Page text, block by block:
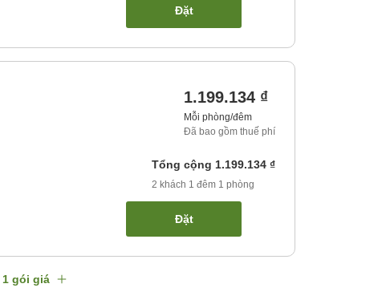
Đặt
1.199.134 ₫
Mỗi phòng/đêm
Đã bao gồm thuế phí
Tổng cộng 1.199.134 ₫
2 khách 1 đêm 1 phòng
Đặt
1 gói giá